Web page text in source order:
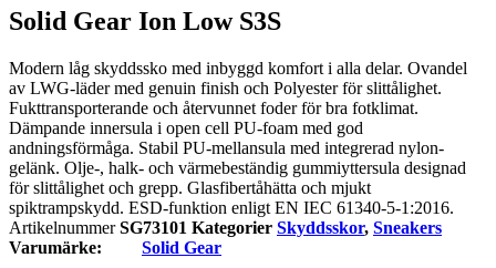
Solid Gear Ion Low S3S
Modern låg skyddssko med inbyggd komfort i alla delar. Ovandel
av LWG-läder med genuin finish och Polyester för slittålighet.
Fukttransporterande och återvunnet foder för bra fotklimat.
Dämpande innersula i open cell PU-foam med god
andningsförmåga. Stabil PU-mellansula med integrerad nylon-
gelänk. Olje-, halk- och värmebeständig gummiyttersula designad
för slittålighet och grepp. Glasfibertåhätta och mjukt
spiktrampskydd. ESD-funktion enligt EN IEC 61340-5-1:2016.
ArtikelnummerSG73101 Kategorier Skyddsskor, Sneakers
Varumärke:
Solid Gear